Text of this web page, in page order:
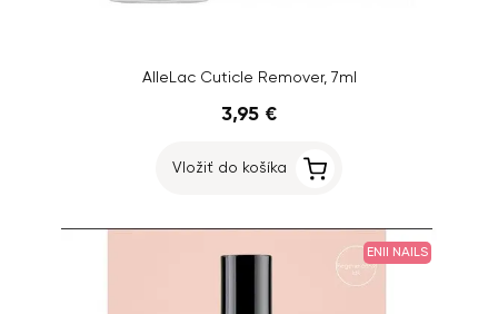
AlleLac Cuticle Remover, 7ml
3,95 €
Vložiť do košíka
ENII NAILS